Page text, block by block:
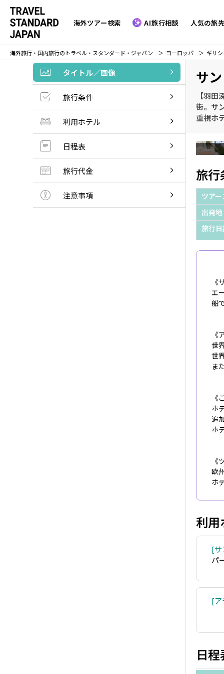
海外ツアー検索 AI旅行相談 人気の旅
海外旅行・国内旅行のトラベル・スタンダード・ジャパン ヨーロッパ ギリ
タイトル／画像
旅行条件
利用ホテル
日程表
旅行代金
注意事項
サ
【羽
街。サ
重視ホ
旅行
ツア
出発地
旅行
エ
船
世
世
ま
《
ホ
追
ホ
《
欧
ホ
利用
サ
パ
日程